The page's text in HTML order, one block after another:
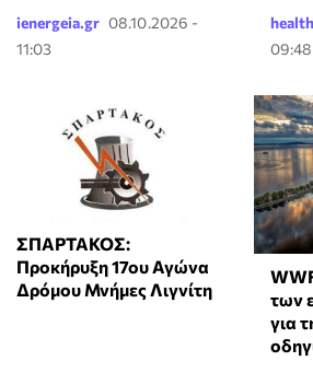
ienergeia.gr 08.10.2026 -
11:03
09:48
ΣΠΑΡΤΑΚΟΣ:
Προκήρυξη 17ου Αγώνα
Δρόμου Μνήμες Λιγνίτη
των
για